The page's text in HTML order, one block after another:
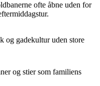
ofte åbne uden for
og gadekultur uden store
og stier som familiens